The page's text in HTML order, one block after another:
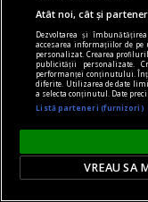
Atât noi, cât și
Dezvoltarea și
accesarea informațiilor de
personalizat. Crearea
publicității personalizate.
performanței conținutului.
diferite. Utilizarea de date
a selecta conținutul. Date
Listă parteneri (furnizori)
VREAU SA